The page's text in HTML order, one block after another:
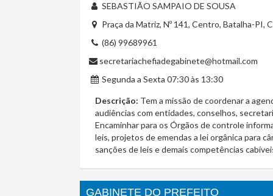
SEBASTIÃO SAMPAIO DE SOUSA
Praça da Matriz, Nº 141, Centro, Batalha-PI,
(86) 99689961
secretariachefiadegabinete@hotmail.com
Segunda a Sexta 07:30 às 13:30
Descrição: Tem a missão de coordenar a
audiências com entidades, conselhos,
Encaminhar para os Órgãos de controle
leis, projetos de emendas a lei orgânica para
sanções de leis e demais competências
GABINETE DO PREFEITO